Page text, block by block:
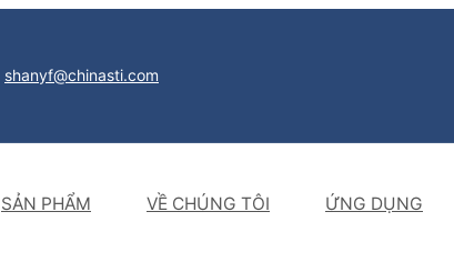
shanyf@chinasti.com
SẢN PHẨM VỀ CHÚNG TÔI ỨNG DỤNG